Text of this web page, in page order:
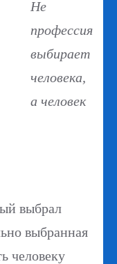
Не
профессия
выбирает
человека,
а человек
выбрал
выбранная
человеку